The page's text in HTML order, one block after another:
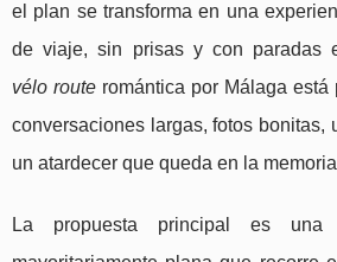
el plan se transforma en una
de viaje, sin prisas y con paradas
vélo routeromántica por Málaga está
conversaciones largas, fotos bonitas,
un atardecer que queda en la
La propuesta principal es